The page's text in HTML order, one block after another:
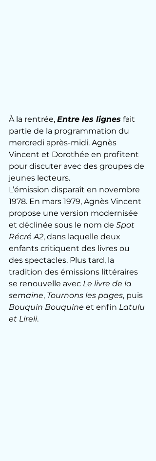
À la rentrée, Entre les lignes fait
partie de la programmation du
mercredi après-midi. Agnès
Vincent et Dorothée en profitent
pour discuter avec des groupes de
jeunes lecteurs.
L’émission disparaît en novembre
1978. En mars 1979, Agnès Vincent
propose une version modernisée
et déclinée sous le nom de Spot
Récré A2, dans laquelle deux
enfants critiquent des livres ou
des spectacles. Plus tard, la
tradition des émissions littéraires
se renouvelle avec Le livre de la
semaine, Tournons les pages, puis
Bouquin Bouquine et enfin Latulu
et Lireli.